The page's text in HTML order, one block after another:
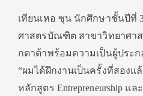
เทียนเหอ ซุน นักศึกษาชั้นปีที่
ศาสตรบัณฑิต สาขาวิทยาศา
กดาต้าพร้อมความเป็นผู้ประ
“ผมได้ฝึกงานเป็นครั้งที่สองแ
หลักสูตร Entrepreneurship แล